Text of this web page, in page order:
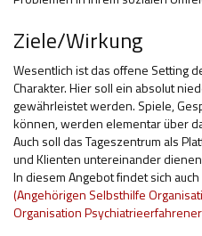
Ziele/Wirkung
Wesentlich ist das offene Setting
Charakter. Hier soll ein absolut
gewährleistet werden. Spiele,
können, werden elementar über
Auch soll das Tageszentrum als
und Klienten untereinander
In diesem Angebot findet sich
(Angehörigen Selbsthilfe
Organisation
Pflege, Pflegende Angehörige
Unterstützung, Beratung,
Wohnen